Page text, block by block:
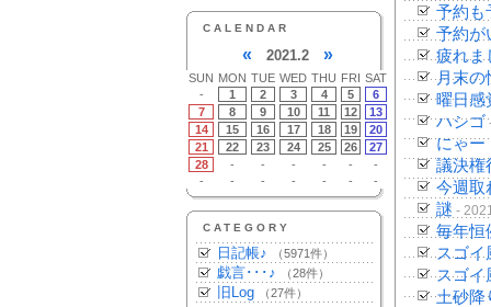
CALENDAR
« 2021.2 »
SUN MON TUE WED THU FRI SAT
-
1 2 3 4 5
6
7
8 9 10 11 12
13
14
15 16 17 18 19
20
21
22 23 24 25 26
27
28
- - - - -
-
-
- - - - - -
CATEGORY
日記帳♪ （5971件）
戯言･･･♪ （28件）
旧Log （27件）
予約も
予約が
疲れま
月末
曜日感
ハシゴ
にゃー
議決権
今週取
謎 -
毎年恒
スゴイ
スゴイ
土砂降